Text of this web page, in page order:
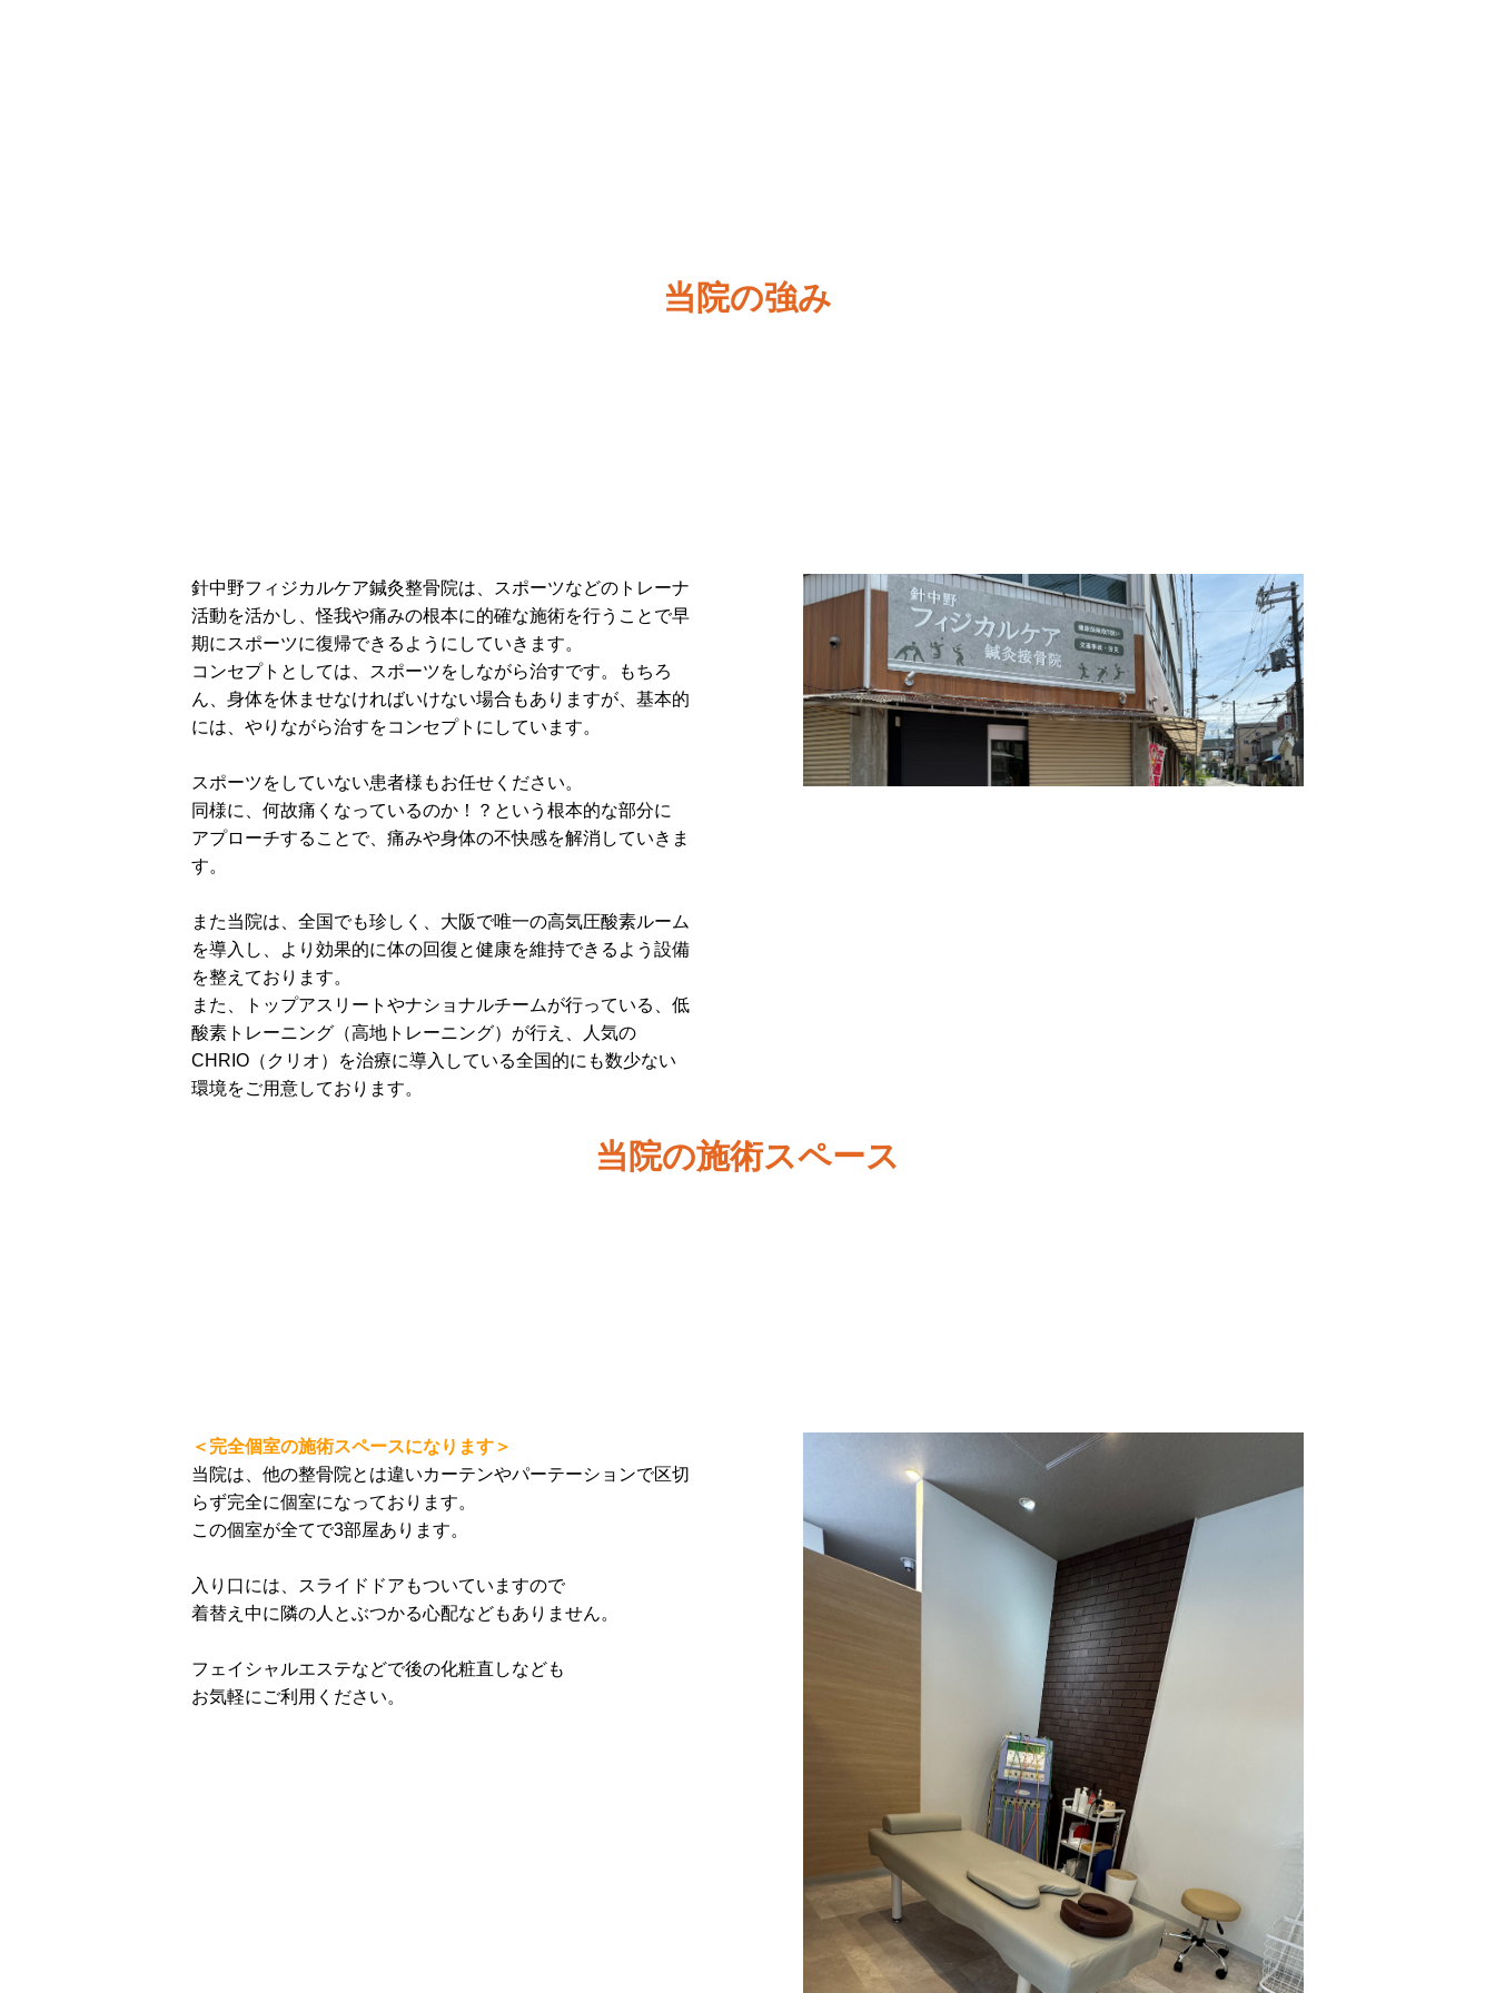
当院の強み
針中野フィジカルケア鍼灸整骨院は、スポーツなどのトレーナ
活動を活かし、怪我や痛みの根本に的確な施術を行うことで早
期にスポーツに復帰できるようにしていきます。
コンセプトとしては、スポーツをしながら治すです。もちろ
ん、身体を休ませなければいけない場合もありますが、基本的
には、やりながら治すをコンセプトにしています。
スポーツをしていない患者様もお任せください。
同様に、何故痛くなっているのか！？という根本的な部分に
アプローチすることで、痛みや身体の不快感を解消していきま
す。
また当院は、全国でも珍しく、大阪で唯一の高気圧酸素ルーム
を導入し、より効果的に体の回復と健康を維持できるよう設備
を整えております。
また、トップアスリートやナショナルチームが行っている、低
酸素トレーニング（高地トレーニング）が行え、人気の
CHRIO（クリオ）を治療に導入している全国的にも数少ない
環境をご用意しております。
当院の施術スペース
＜完全個室の施術スペースになります＞
当院は、他の整骨院とは違いカーテンやパーテーションで区切
らず完全に個室になっております。
この個室が全てで3部屋あります。
入り口には、スライドドアもついていますので
着替え中に隣の人とぶつかる心配などもありません。
フェイシャルエステなどで後の化粧直しなども
お気軽にご利用ください。